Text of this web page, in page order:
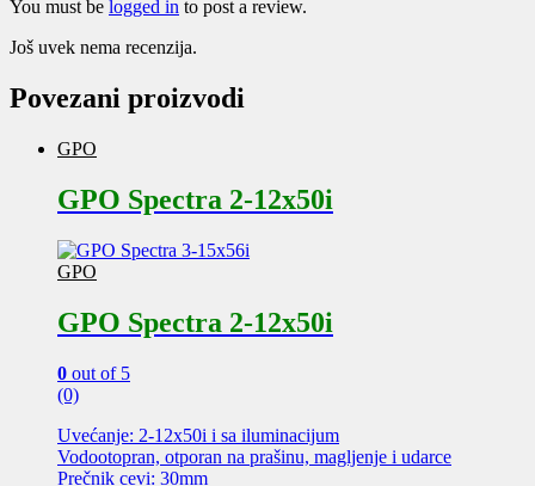
You must be logged in to post a review.
Još uvek nema recenzija.
Povezani proizvodi
GPO
GPO Spectra 2-12x50i
GPO
GPO Spectra 2-12x50i
0 out of 5
(0)
Uvećanje: 2-12x50i i sa iluminacijum
Vodootopran, otporan na prašinu, magljenje i udarce
Prečnik cevi: 30mm